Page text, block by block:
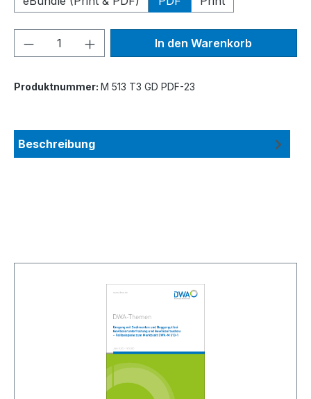
Produkt Anzahl: Gib denIn den Warenkorb
Produktnummer: M 513 T3 GD PDF-23
Beschreibung